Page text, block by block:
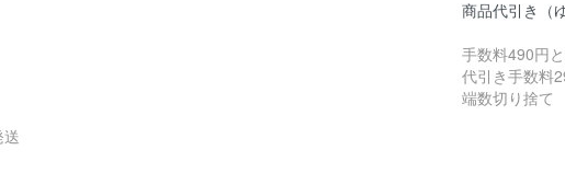
商品代引き（
手数料490円と
代引き手数料
端数切り捨て